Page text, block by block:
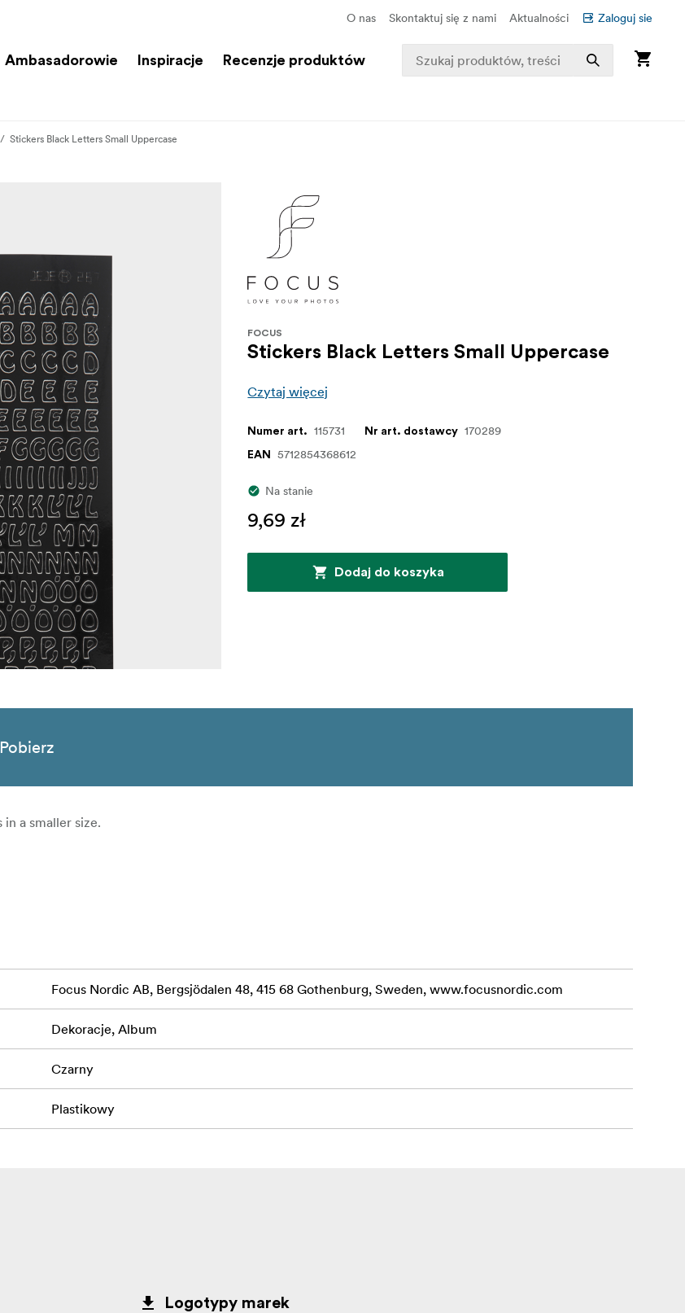
O nas Skontaktuj się z nami Aktualności Zaloguj sie
Ambasadorowie Inspiracje Recenzje produktów
Stickers Black Letters Small Uppercase
FOCUS
Stickers Black Letters Small Uppercase
Czytaj więcej
Numer art. 115731 Nr art. dostawcy 170289
EAN 5712854368612
Na stanie
9,69 zł
Dodaj do koszyka
Pobierz
a smaller size.
Focus Nordic AB, Bergsjödalen 48, 415 68 Gothenburg, Sweden, www.focusnordic.com
Dekoracje, Album
Czarny
Plastikowy
Logotypy marek